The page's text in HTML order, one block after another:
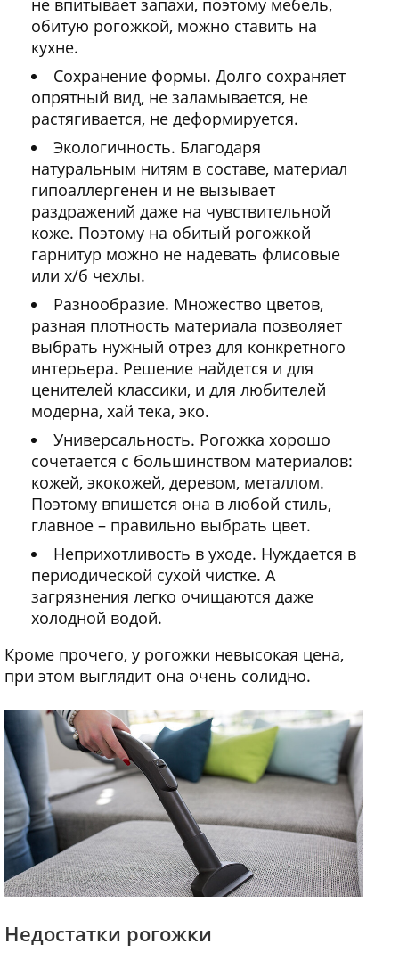
не впитывает запахи, поэтому мебель,
обитую рогожкой, можно ставить на
кухне.
Сохранение формы. Долго сохраняет
опрятный вид, не заламывается, не
растягивается, не деформируется.
Экологичность. Благодаря
натуральным нитям в составе, материал
гипоаллергенен и не вызывает
раздражений даже на чувствительной
коже. Поэтому на обитый рогожкой
гарнитур можно не надевать флисовые
или х/б чехлы.
Разнообразие. Множество цветов,
разная плотность материала позволяет
выбрать нужный отрез для конкретного
интерьера. Решение найдется и для
ценителей классики, и для любителей
модерна, хай тека, эко.
Универсальность. Рогожка хорошо
сочетается с большинством материалов:
кожей, экокожей, деревом, металлом.
Поэтому впишется она в любой стиль,
главное – правильно выбрать цвет.
Неприхотливость в уходе. Нуждается в
периодической сухой чистке. А
загрязнения легко очищаются даже
холодной водой.
Кроме прочего, у рогожки невысокая цена,
при этом выглядит она очень солидно.
Недостатки рогожки